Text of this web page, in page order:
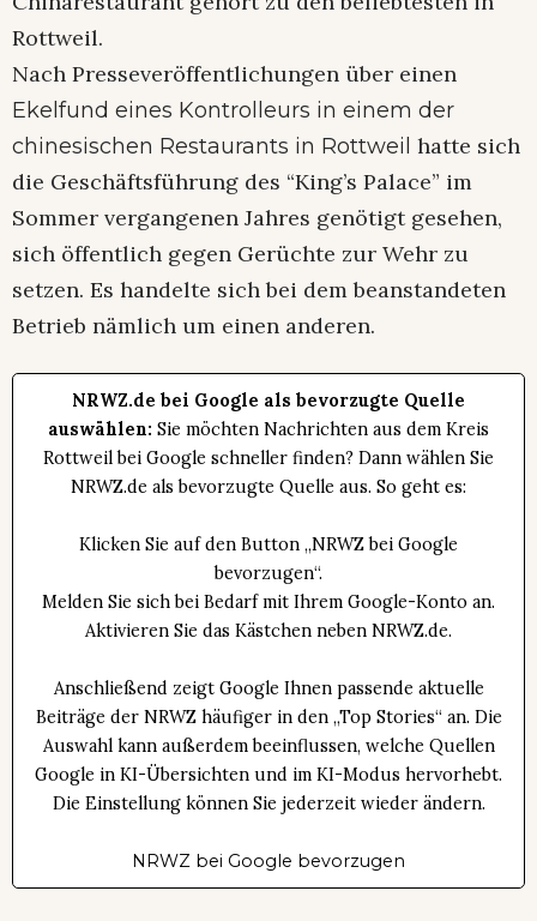
Rottweil.
Nach Presseveröffentlichungen über einen
Ekelfund eines Kontrolleurs in einem der
chinesischen Restaurants in Rottweil hatte sich
die Geschäftsführung des “King’s Palace” im
Sommer vergangenen Jahres genötigt gesehen,
sich öffentlich gegen Gerüchte zur Wehr zu
setzen. Es handelte sich bei dem beanstandeten
Betrieb nämlich um einen anderen.
NRWZ.de bei Google als bevorzugte Quelle
auswählen: Sie möchten Nachrichten aus dem Kreis
Rottweil bei Google schneller finden? Dann wählen Sie
NRWZ.de als bevorzugte Quelle aus. So geht es:
Klicken Sie auf den Button „NRWZ bei Google
bevorzugen“.
Melden Sie sich bei Bedarf mit Ihrem Google-Konto an.
Aktivieren Sie das Kästchen neben NRWZ.de.
Anschließend zeigt Google Ihnen passende aktuelle
Beiträge der NRWZ häufiger in den „Top Stories“ an. Die
Auswahl kann außerdem beeinflussen, welche Quellen
Google in KI-Übersichten und im KI-Modus hervorhebt.
Die Einstellung können Sie jederzeit wieder ändern.
NRWZ bei Google bevorzugen